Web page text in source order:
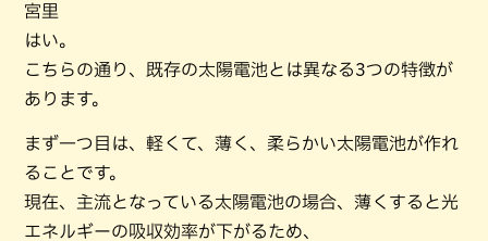
宮里
はい。
こちらの通り、既存の太陽電池とは異なる3つの特徴が
あります。
まず一つ目は、軽くて、薄く、柔らかい太陽電池が作れ
ることです。
現在、主流となっている太陽電池の場合、薄くすると光
エネルギーの吸収効率が下がるため、